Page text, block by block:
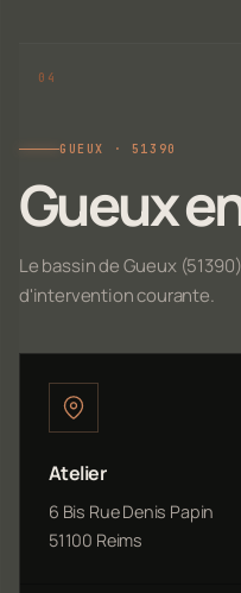
GUEUX · 51390
Gueux
Le bassin de Gueux
d'intervention courante.
Atelier
6 Bis Rue Denis Papin
51100 Reims